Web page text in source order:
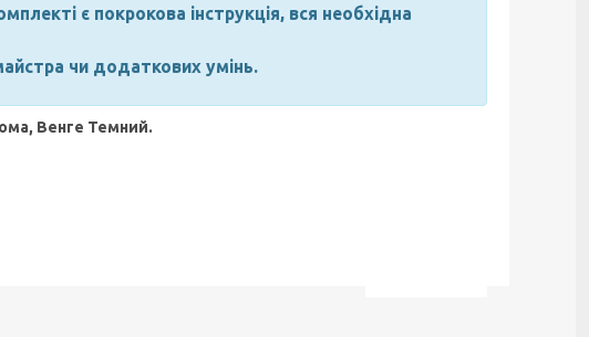
є покрокова інструкція, вся необхідна
чи додаткових умінь.
Венге Темний.